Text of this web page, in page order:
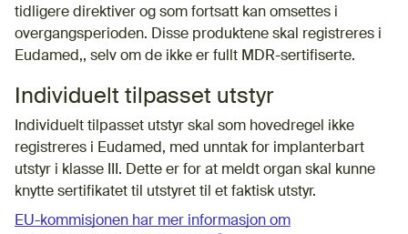
tidligere direktiver og som fortsatt kan omsettes i
overgangsperioden. Disse produktene skal registreres i
Eudamed,, selv om de ikke er fullt MDR-sertifiserte.
Individuelt tilpasset utstyr
Individuelt tilpasset utstyr skal som hovedregel ikke
registreres i Eudamed, med unntak for implanterbart
utstyr i klasse III. Dette er for at meldt organ skal kunne
knytte sertifikatet til utstyret til et faktisk utstyr.
EU-kommisjonen har mer informasjon om